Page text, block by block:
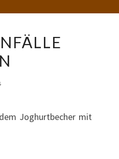
Joghurtbecher mit